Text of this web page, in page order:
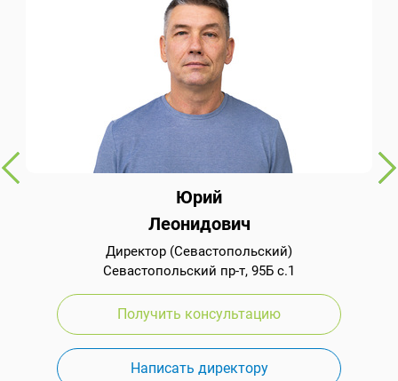
Юрий
Леонидович
Директор (Севастопольский)
Севастопольский пр-т, 95Б с.1
Получить консультацию
Написать директору